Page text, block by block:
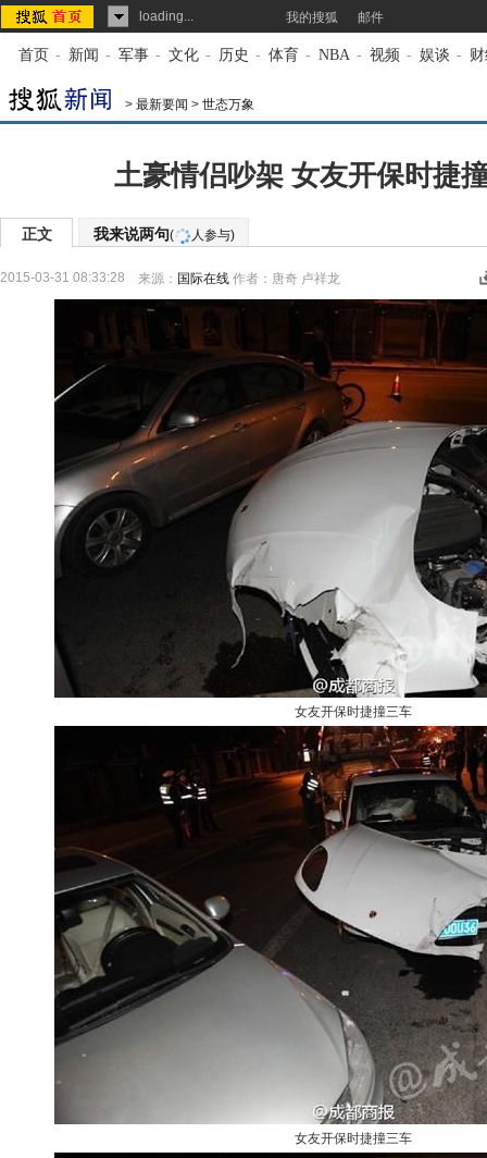
loading... 我的搜狐 邮件
首页 - 新闻 - 军事 - 文化 - 历史 - 体育 - NBA - 视频 - 娱谈 -
> 最新要闻 > 世态万象
土豪情侣吵架 女友开保时捷
正文 我来说两句( 人参与)
2015-03-31 08:33:28 来源： 国际在线 作者：唐奇 卢祥龙
女友开保时捷撞三车
女友开保时捷撞三车